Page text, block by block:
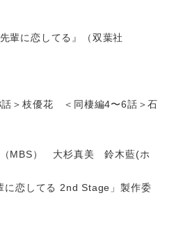
輩に恋してる』（双葉社
話＞枝優花 ＜同棲編4〜6話＞石
（MBS） 大杉真美 鈴木藍(ホ
に恋してる 2nd Stage」製作委